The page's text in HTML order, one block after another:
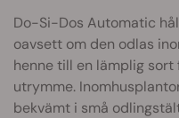
Do-Si-Dos Automatic
oavsett om den odlas
henne till en lämplig
utrymme.
bekvämt i små